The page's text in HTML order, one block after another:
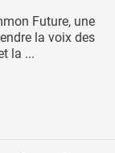
Future, une
la voix des
la ...